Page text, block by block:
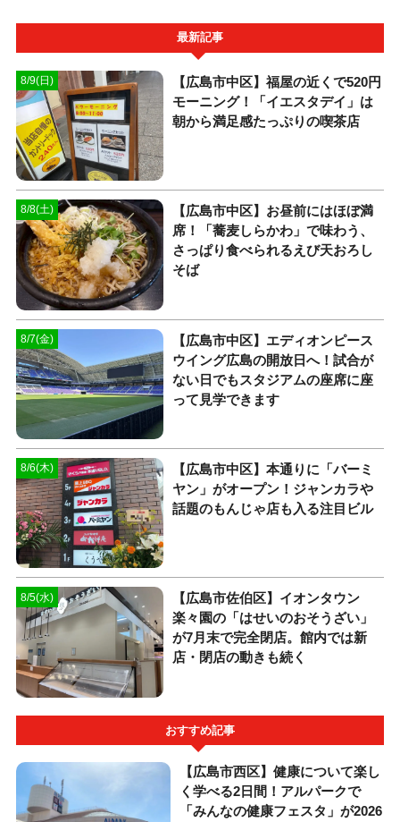
最新記事
8/9(日)
【広島市中区】福屋の近くで520円
モーニング！「イエスタデイ」は
朝から満足感たっぷりの喫茶店
8/8(土)
【広島市中区】お昼前にはほぼ満
席！「蕎麦しらかわ」で味わう、
さっぱり食べられるえび天おろし
そば
8/7(金)
【広島市中区】エディオンピース
ウイング広島の開放日へ！試合が
ない日でもスタジアムの座席に座
って見学できます
8/6(木)
【広島市中区】本通りに「バーミ
ヤン」がオープン！ジャンカラや
話題のもんじゃ店も入る注目ビル
8/5(水)
【広島市佐伯区】イオンタウン
楽々園の「はせいのおそうざい」
が7月末で完全閉店。館内では新
店・閉店の動きも続く
おすすめ記事
【広島市西区】健康について楽し
く学べる2日間！アルパークで
「みんなの健康フェスタ」が2026